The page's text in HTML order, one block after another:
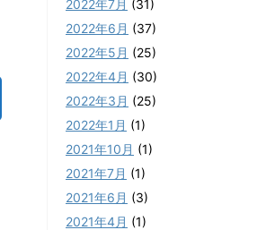
2022年7月 (31)
2022年6月 (37)
2022年5月 (25)
2022年4月 (30)
2022年3月 (25)
2022年1月 (1)
2021年10月 (1)
2021年7月 (1)
2021年6月 (3)
2021年4月 (1)